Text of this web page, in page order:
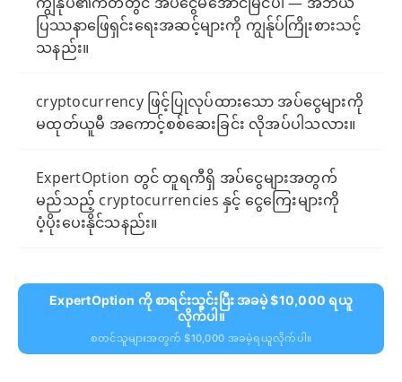
ပြဿနာဖြေရှင်းရေးအဆင့်များကို ကျွန်ုပ်ကြိုးစားသင့်
သနည်း။
cryptocurrency ဖြင့်ပြုလုပ်ထားသော အပ်ငွေများကို
မထုတ်ယူမီ အကောင့်စစ်ဆေးခြင်း လိုအပ်ပါသလား။
ExpertOption တွင် တူရကီရှိ အပ်ငွေများအတွက်
မည်သည့် cryptocurrencies နှင့် ငွေကြေးများကို
ပံ့ပိုးပေးနိုင်သနည်း။
ExpertOption ကို စာရင်းသွင်းပြီး အခမဲ့ $10,000 ရယူ
လိုက်ပါ။
စတင်သူများအတွက် $10,000 အခမဲ့ရယူလိုက်ပါ။